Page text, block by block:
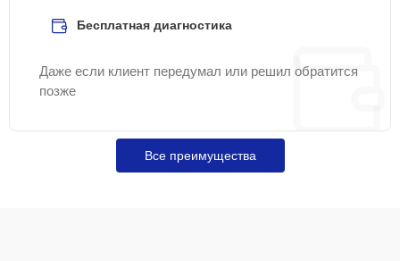
Бесплатная диагностика
Даже если клиент передумал или решил обратится
позже
Все преимущества